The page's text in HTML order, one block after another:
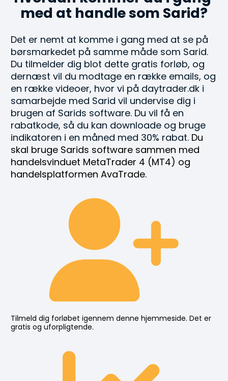
med at handle som Sarid?
Det er nemt at komme i gang med at se på
børsmarkedet på samme måde som Sarid.
Du tilmelder dig blot dette gratis forløb, og
dernæst vil du modtage en række emails, og
en række videoer, hvor vi på daytrader.dk i
samarbejde med Sarid vil undervise dig i
brugen af Sarids software. Du vil få en
rabatkode, så du kan downloade og bruge
indikatoren i en måned med 30% rabat. Du
skal bruge Sarids software sammen med
handelsvinduet MetaTrader 4 (MT4) og
handelsplatformen AvaTrade.
Tilmeld dig forløbet igennem denne hjemmeside. Det er
gratis og uforpligtende.